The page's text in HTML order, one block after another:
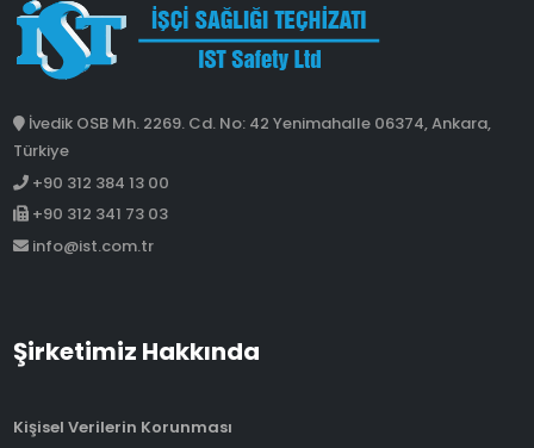
İvedik OSB Mh. 2269. Cd. No: 42 Yenimahalle 06374, Ankara,
Türkiye
+90 312 384 13 00
+90 312 341 73 03
info@ist.com.tr
Şirketimiz Hakkında
Kişisel Verilerin Korunması